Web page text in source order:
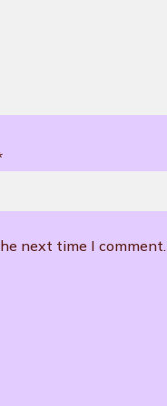
next time I comment.